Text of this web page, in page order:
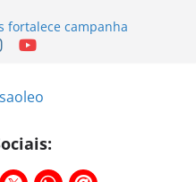
fortalece campanha
da categoria que exige
CUT debate indústria e
Bigornão
– Campanha salarial